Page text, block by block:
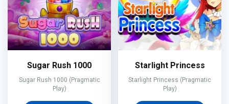
Sugar Rush 1000
Sugar Rush 1000 (Pragmatic
Play)
Starlight Princess
Starlight Princess (Pragmatic
Play)